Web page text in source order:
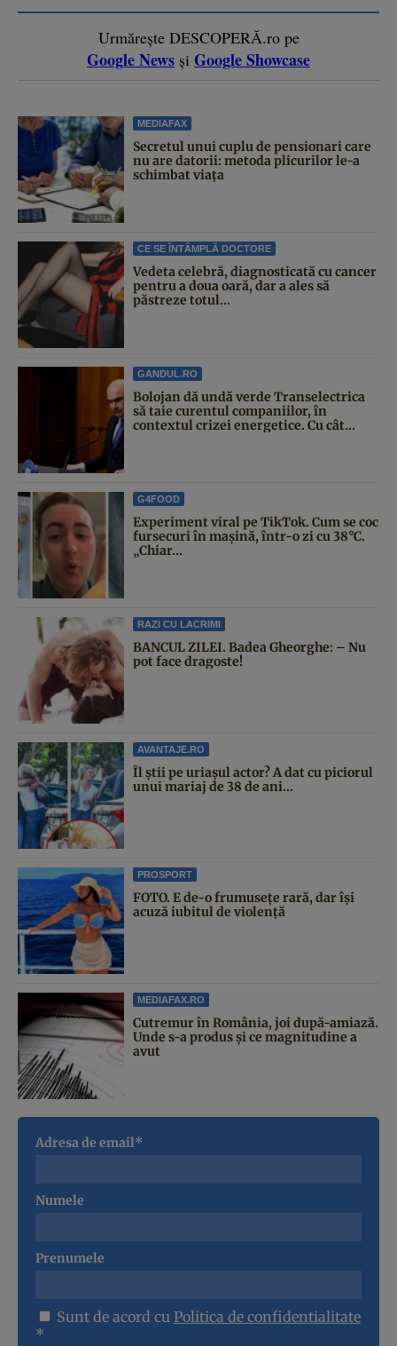
Urmărește DESCOPERĂ.ro pe
Google News și Google Showcase
MEDIAFAX
Secretul unui cuplu de pensionari care
nu are datorii: metoda plicurilor le-a
schimbat viața
CE SE ÎNTÂMPLĂ DOCTORE
Vedeta celebră, diagnosticată cu cancer
pentru a doua oară, dar a ales să
păstreze totul...
GANDUL.RO
Bolojan dă undă verde Transelectrica
să taie curentul companiilor, în
contextul crizei energetice. Cu cât...
G4FOOD
Experiment viral pe TikTok. Cum se coc
fursecuri în mașină, într-o zi cu 38°C.
„Chiar...
RAZI CU LACRIMI
BANCUL ZILEI. Badea Gheorghe: – Nu
pot face dragoste!
AVANTAJE.RO
Îl știi pe uriașul actor? A dat cu piciorul
unui mariaj de 38 de ani...
PROSPORT
FOTO. E de-o frumusețe rară, dar își
acuză iubitul de violență
MEDIAFAX.RO
Cutremur în România, joi după-amiază.
Unde s-a produs și ce magnitudine a
avut
Adresa de email*
Numele
Prenumele
Sunt de acord cu Politica de confidentialitate
*